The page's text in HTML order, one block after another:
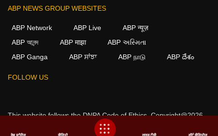
ABP NEWS GROUP WEBSITES
ABP Network ABP Live
ABP न्यूज़
ABP আনন্দ
ABP माझा
ABP અસ્મિતા
ABP Ganga
ABP ਸਾਂਝਾ ABP நாடு ABP దేశం
FOLLOW US
This website follows theDNPA Code of Ethics.Copyright@2026.